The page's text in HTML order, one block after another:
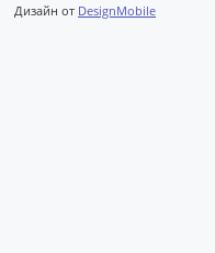
Дизайн от DesignMobile